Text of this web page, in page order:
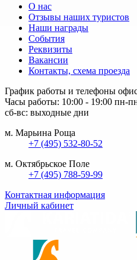
О нас
Отзывы наших туристов
Наши награды
События
Реквизиты
Вакансии
Контакты, схема проезда
График работы и телефоны
Часы работы: 10:00 - 19:00 пн-
сб-вс: выходные дни
м. Марьина Роща
+7 (495) 532-80-52
м. Октябрьское Поле
+7 (495) 788-59-99
Контактная информация
Личный кабинет